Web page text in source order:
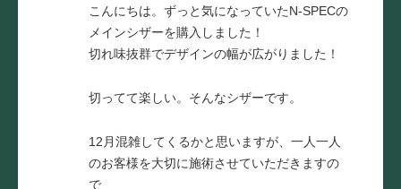
こんにちは。ずっと気になっていたN-SPECの
メインシザーを購入しました！
切れ味抜群でデザインの幅が広がりました！
切ってて楽しい。そんなシザーです。
12月混雑してくるかと思いますが、一人一人
のお客様を大切に施術させていただきますの
で